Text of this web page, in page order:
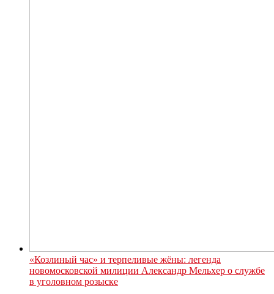
«Козлиный час» и терпеливые жёны: легенда
новомосковской милиции Александр Мельхер о службе
в уголовном розыске